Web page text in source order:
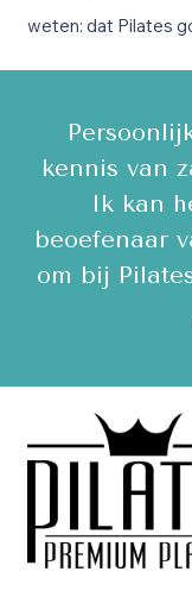
weten: dat Pilates
Een
zeer
corrigeert